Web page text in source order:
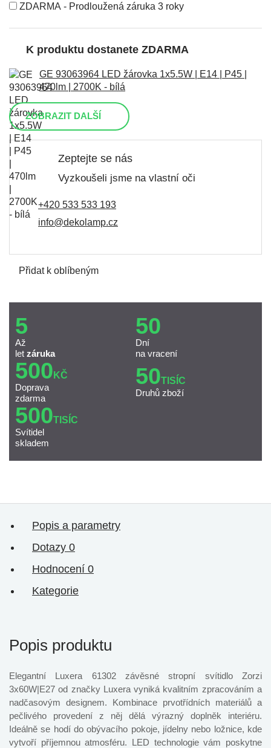
ZDARMA - Prodloužená záruka 3 roky
K produktu dostanete ZDARMA
GE 93063964 LED žárovka 1x5.5W | E14 | P45 |
470lm | 2700K - bílá
ZOBRAZIT DALŠÍ
Zeptejte se nás
Vyzkoušeli jsme na vlastní oči
+420 533 533 193
info@dekolamp.cz
Přidat k oblíbeným
5
Až
let záruka
50
Dní
na vracení
500 KČ
Doprava
zdarma
50TISÍC
Druhů zboží
500TISÍC
Svítidel
skladem
Popis a parametry
Dotazy 0
Hodnocení 0
Kategorie
Popis produktu
Elegantní Luxera 61302 závěsné stropní svítidlo Zorzi
3x60W|E27 od značky Luxera vyniká kvalitním zpracováním a
nadčasovým designem. Kombinace prvotřídních materiálů a
pečlivého provedení z něj dělá výrazný doplněk interiéru.
Ideálně se hodí do obývacího pokoje, jídelny nebo ložnice, kde
vytvoří příjemnou atmosféru. LED technologie vám poskytne